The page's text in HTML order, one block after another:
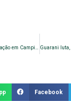
Guarani fecha preparação em Campinas e segue para Florianópolis
Facebook